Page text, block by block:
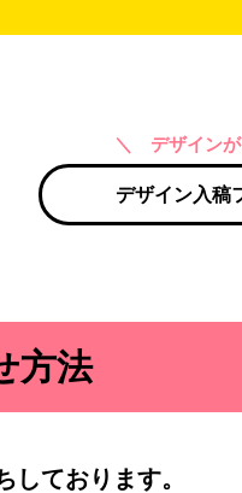
＼ デザイン
デザイン入稿
方法
しております。